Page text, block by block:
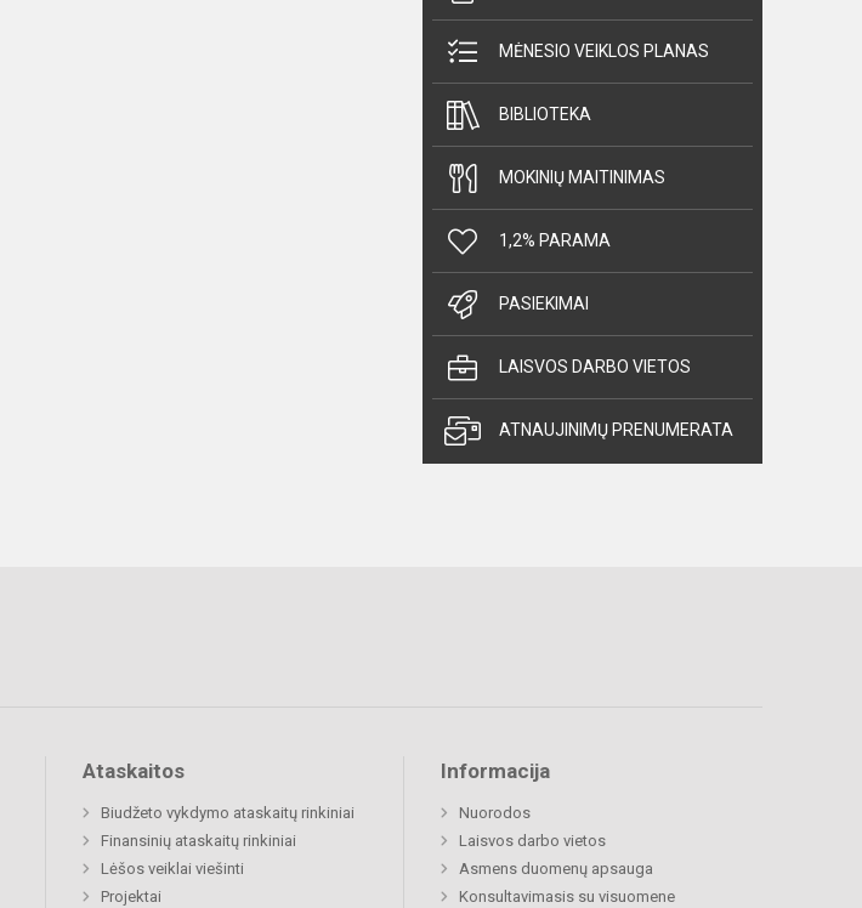
MĖNESIO VEIKLOS PLANAS
BIBLIOTEKA
MOKINIŲ MAITINIMAS
1,2% PARAMA
PASIEKIMAI
LAISVOS DARBO VIETOS
ATNAUJINIMŲ PRENUMERATA
Ataskaitos
Biudžeto vykdymo ataskaitų rinkiniai
Finansinių ataskaitų rinkiniai
Lėšos veiklai viešinti
Projektai
Informacija
Nuorodos
Laisvos darbo vietos
Asmens duomenų apsauga
Konsultavimasis su visuomene